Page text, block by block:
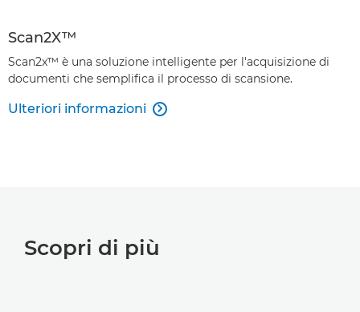
Scan2X™
Scan2x™ è una soluzione intelligente per l'acquisizione di
documenti che semplifica il processo di scansione.
Ulteriori informazioni 
Scopri di più